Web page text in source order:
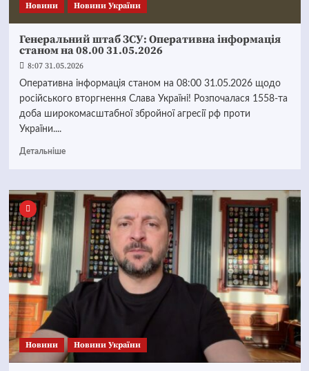
Новини Новини України
Генеральний штаб ЗСУ: Оперативна інформація
станом на 08.00 31.05.2026
8:07 31.05.2026
Оперативна інформація станом на 08:00 31.05.2026 щодо
російського вторгнення Слава Україні! Розпочалася 1558-та
доба широкомасштабної збройної агресії рф проти
України....
Детальніше
Новини Новини України